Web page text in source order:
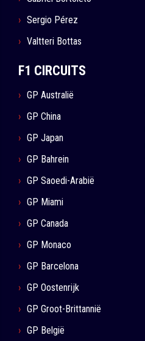
Sergio Pérez
Valtteri Bottas
F1 CIRCUITS
GP Australië
GP China
GP Japan
GP Bahrein
GP Saoedi-Arabië
GP Miami
GP Canada
GP Monaco
GP Barcelona
GP Oostenrijk
GP Groot-Brittannië
GP België